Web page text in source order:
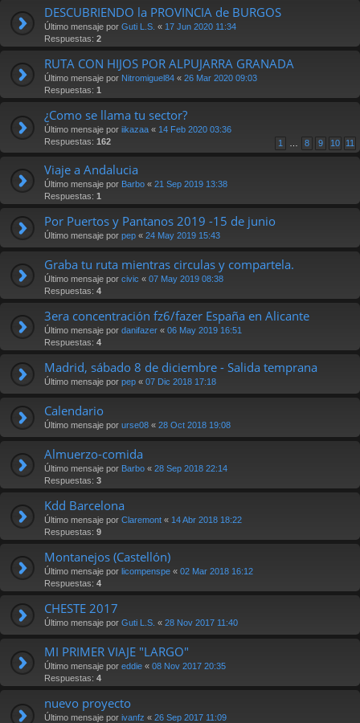
DESCUBRIENDO la PROVINCIA de BURGOS
Último mensaje por Guti L.S. « 17 Jun 2020 11:34
Respuestas: 2
RUTA CON HIJOS POR ALPUJARRA GRANADA
Último mensaje por Nitromiguel84 « 26 Mar 2020 09:03
Respuestas: 1
¿Como se llama tu sector?
Último mensaje por iikazaa « 14 Feb 2020 03:36
Respuestas: 162 1 8 9 10 11
Viaje a Andalucia
Último mensaje por Barbo « 21 Sep 2019 13:38
Respuestas: 1
Por Puertos y Pantanos 2019 -15 de junio
Último mensaje por pep « 24 May 2019 15:43
Graba tu ruta mientras circulas y compartela.
Último mensaje por civic « 07 May 2019 08:38
Respuestas: 4
3era concentración fz6/fazer España en Alicante
Último mensaje por danifazer « 06 May 2019 16:51
Respuestas: 4
Madrid, sábado 8 de diciembre - Salida temprana
Último mensaje por pep « 07 Dic 2018 17:18
Calendario
Último mensaje por urse08 « 28 Oct 2018 19:08
Almuerzo-comida
Último mensaje por Barbo « 28 Sep 2018 22:14
Respuestas: 3
Kdd Barcelona
Último mensaje por Claremont « 14 Abr 2018 18:22
Respuestas: 9
Montanejos (Castellón)
Último mensaje por licompenspe « 02 Mar 2018 16:12
Respuestas: 4
CHESTE 2017
Último mensaje por Guti L.S. « 28 Nov 2017 11:40
MI PRIMER VIAJE "LARGO"
Último mensaje por eddie « 08 Nov 2017 20:35
Respuestas: 4
nuevo proyecto
Último mensaje por ivanfz « 26 Sep 2017 11:09